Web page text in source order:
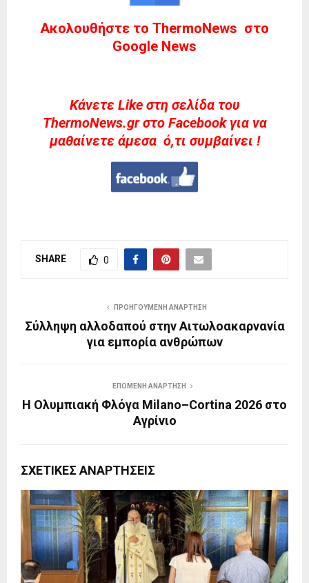
Ακολουθήστε το ThermoNews στο
Google News
Kάνετε Like στη σελίδα του
ThermoNews.gr στο Facebook για να
μαθαίνετε άμεσα ό,τι συμβαίνει !
SHARE 0
ΠΡΟΗΓΟΎΜΕΝΗ ΑΝΆΡΤΗΣΗ
Σύλληψη αλλοδαπού στην Αιτωλοακαρνανία
για εμπορία ανθρώπων
ΕΠΌΜΕΝΗ ΑΝΆΡΤΗΣΗ
Η Ολυμπιακή Φλόγα Milano–Cortina 2026 στο
Αγρίνιο
ΣΧΕΤΙΚΈΣ ΑΝΑΡΤΉΣΕΙΣ